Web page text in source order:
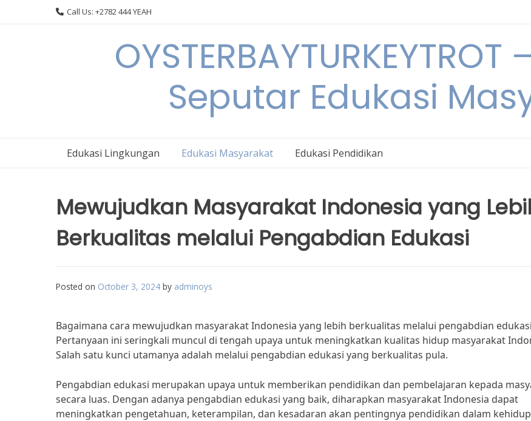
Call Us: +2782 444 YEAH
Seputar Edukasi
Edukasi Lingkungan Edukasi Masyarakat Edukasi Pendidikan
Mewujudkan Masyarakat Indonesia yang
Berkualitas melalui Pengabdian Edukasi
Posted on October 3, 2024 by adminoys
Bagaimana cara mewujudkan masyarakat Indonesia yang lebih berkualitas melalui pengabdian
Pertanyaan ini seringkali muncul di tengah upaya untuk meningkatkan kualitas hidup masyarakat
Salah satu kunci utamanya adalah melalui pengabdian edukasi yang berkualitas pula.
Pengabdian edukasi merupakan upaya untuk memberikan pendidikan dan pembelajaran kepada
secara luas. Dengan adanya pengabdian edukasi yang baik, diharapkan masyarakat Indonesia dapat
meningkatkan pengetahuan, keterampilan, dan kesadaran akan pentingnya pendidikan dalam